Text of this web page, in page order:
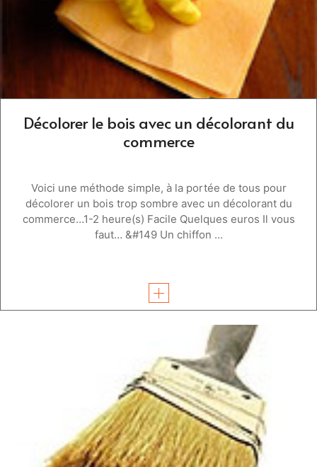
Décolorer le bois avec un décolorant du
commerce
Voici une méthode simple, à la portée de tous pour
décolorer un bois trop sombre avec un décolorant du
commerce…1-2 heure(s) Facile Quelques euros Il vous
faut… &#149 Un chiffon ...